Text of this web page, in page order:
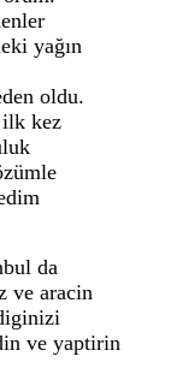
yağın
oldu.
ilk kez
da
ve aracin
ve yaptirin